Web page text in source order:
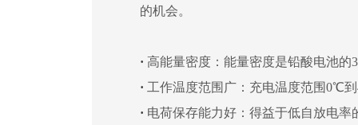
的机会。
· 高能量密度：能量密度是铅酸电池的
· 工作温度范围广：充电温度范围0℃
· 电荷保存能力好：得益于低自放电